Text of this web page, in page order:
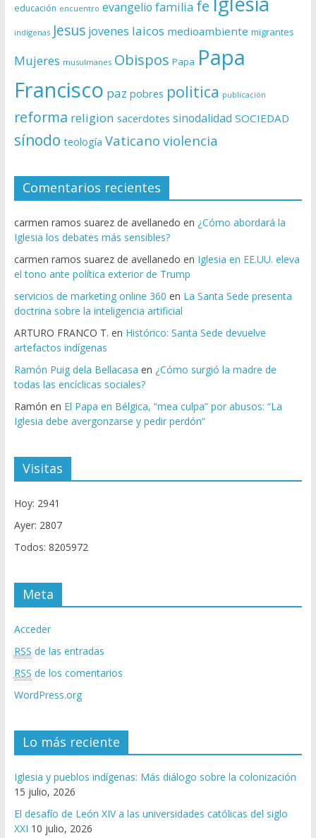
educación encuentro evangelio familia fe
indígenas Jesus jovenes laicos medioambiente migrantes
Mujeres musulmanes Obispos Papa Papa
Francisco paz pobres politica publicación
reforma religion sacerdotes sinodalidad SOCIEDAD
sínodo teología Vaticano violencia
Comentarios recientes
carmen ramos suarez de avellanedo en ¿Cómo abordará la
Iglesia los debates más sensibles?
carmen ramos suarez de avellanedo en Iglesia en EE.UU. eleva
el tono ante política exterior de Trump
servicios de marketing online 360 en La Santa Sede presenta
doctrina sobre la inteligencia artificial
ARTURO FRANCO T. en Histórico: Santa Sede devuelve
artefactos indígenas
Ramón Puig dela Bellacasa en ¿Cómo surgió la madre de
todas las encíclicas sociales?
Ramón en El Papa en Bélgica, “mea culpa” por abusos: “La
Iglesia debe avergonzarse y pedir perdón”
Visitas
Hoy: 2941
Ayer: 2807
Todos: 8205972
Meta
Acceder
RSS de las entradas
RSS de los comentarios
WordPress.org
Lo más reciente
Iglesia y pueblos indígenas: Más diálogo sobre la colonización
15 julio, 2026
El desafío de León XIV a las universidades católicas del siglo
XXI 10 julio, 2026